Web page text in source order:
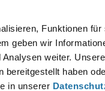
Funktionen
geben wir
weiter.
haben
in unserer